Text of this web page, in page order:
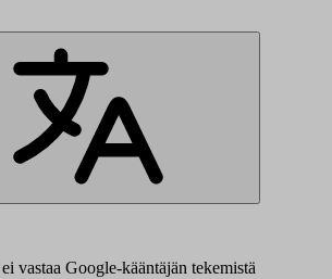
vastaa Google-kääntäjän tekemistä